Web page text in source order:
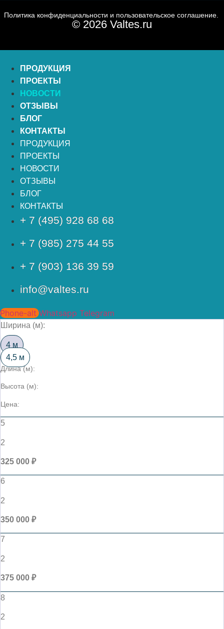
Политика конфиденциальности и пользовательское соглашение.
© 2026 Valtes.ru
ПРОДУКЦИЯ
ПРОЕКТЫ
НОВОСТИ
ОТЗЫВЫ
БЛОГ
КОНТАКТЫ
ПРОДУКЦИЯ
ПРОЕКТЫ
НОВОСТИ
ОТЗЫВЫ
БЛОГ
КОНТАКТЫ
+ 7 (495) 928 68 68
+ 7 (985) 275 44 55
+ 7 (903) 136 39 59
info@valtes.ru
Phone-alt Whatsapp Telegram
Ширина (м):
4 м
4,5 м
Длина (м):
Высота (м):
Цена:
5
2
325 000 ₽
6
2
350 000 ₽
7
2
375 000 ₽
8
2